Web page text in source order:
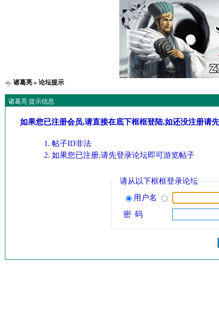
诸葛亮» 论坛提示
诸葛亮 提示信息
如果您已注册会员,请直接在底下框框登陆,如还没注册请
帖子ID非法
如果您已注册,请先登录论坛即可游览帖子
请从以下框框登录论坛
用户名
密 码